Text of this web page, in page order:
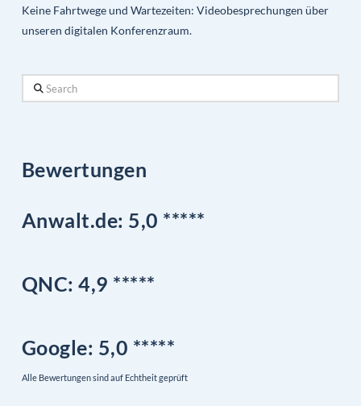
Keine Fahrtwege und Wartezeiten: Videobesprechungen über
unseren digitalen Konferenzraum.
Search
Bewertungen
Anwalt.de: 5,0 *****
QNC: 4,9 *****
Google: 5,0 *****
Alle Bewertungen sind auf Echtheit geprüft